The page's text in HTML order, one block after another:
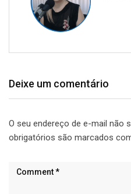
Deixe um comentário
O seu endereço de e-mail não
obrigatórios são marcados